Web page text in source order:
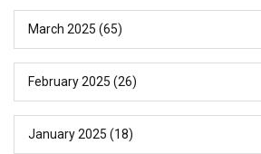
March 2025 (65)
February 2025 (26)
January 2025 (18)